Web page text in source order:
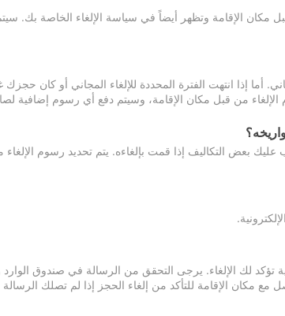
مكان الإقامة وتظهر أيضاً في سياسة الإلغاء الخاصة بك.
إذا انتهت الفترة المحددة للإلغاء المجاني أو كان حجزك
الإلغاء من قبل مكان الإقامة، وسيتم دفع أي رسوم إضافية
عليك بعض التكاليف إذا قمت بإلغاءه. يتم تحديد رسوم
تؤكد لك الإلغاء. يرجى التحقق من الرسالة في صندوق